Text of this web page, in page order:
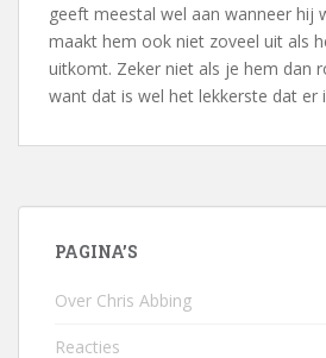
geeft meestal wel aan wanneer hij
maakt hem ook niet zoveel uit als
uitkomt. Zeker niet als je hem dan
want dat is wel het lekkerste dat er
PAGINA’S
Over Chris Abbing
Reacties